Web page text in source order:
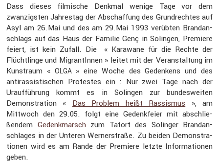
Dass dieses filmi­sche Denkmal wenige Tage vor dem
zwanzigsten Jahrestag der Abschaf­fung des Grund­rechtes auf
Asyl am 26.Mai und des am 29.Mai 1993 verübten Brand­an­
schlags auf das Haus der Familie Genç in Solingen, Premiere
feiert, ist kein Zufall. Die « Karawane für die Rechte der
Flücht­linge und Migran­tInnen » leitet mit der Veran­stal­tung im
Kunst­raum « OLGA» eine Woche des Geden­kens und des
antiras­sis­ti­schen Protestes ein : Nur zwei Tage nach der
Urauf­füh­rung kommt es in Solingen zur bundes­weiten
Demons­tra­tion « Das Problem heißt Rassismus », am
Mittwoch den 29.05. folgt eine Gedenk­feier mit abschlie­
ßendem Gedenk­marschzum Tatort des Solinger Brand­an­
schlages in der Unteren Werner­straße. Zu beiden Demons­tra­
tionen wird es am Rande der Premiere letzte Infor­ma­tionen
geben.